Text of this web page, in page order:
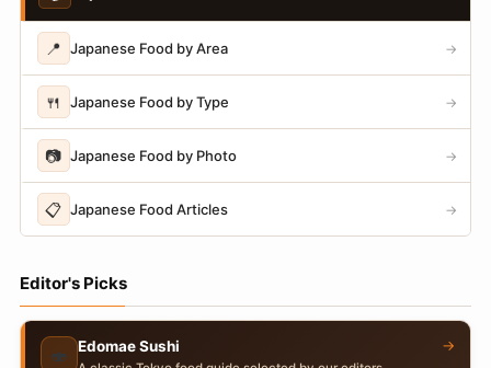
📍 Japanese Food by Area →
🍴 Japanese Food by Type →
📷 Japanese Food by Photo →
📋 Japanese Food Articles →
Editor's Picks
🍣 Edomae Sushi →